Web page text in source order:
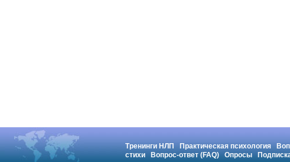
Тренинги НЛП Практическая психология
стихи
Вопрос-ответ (FAQ) Опросы